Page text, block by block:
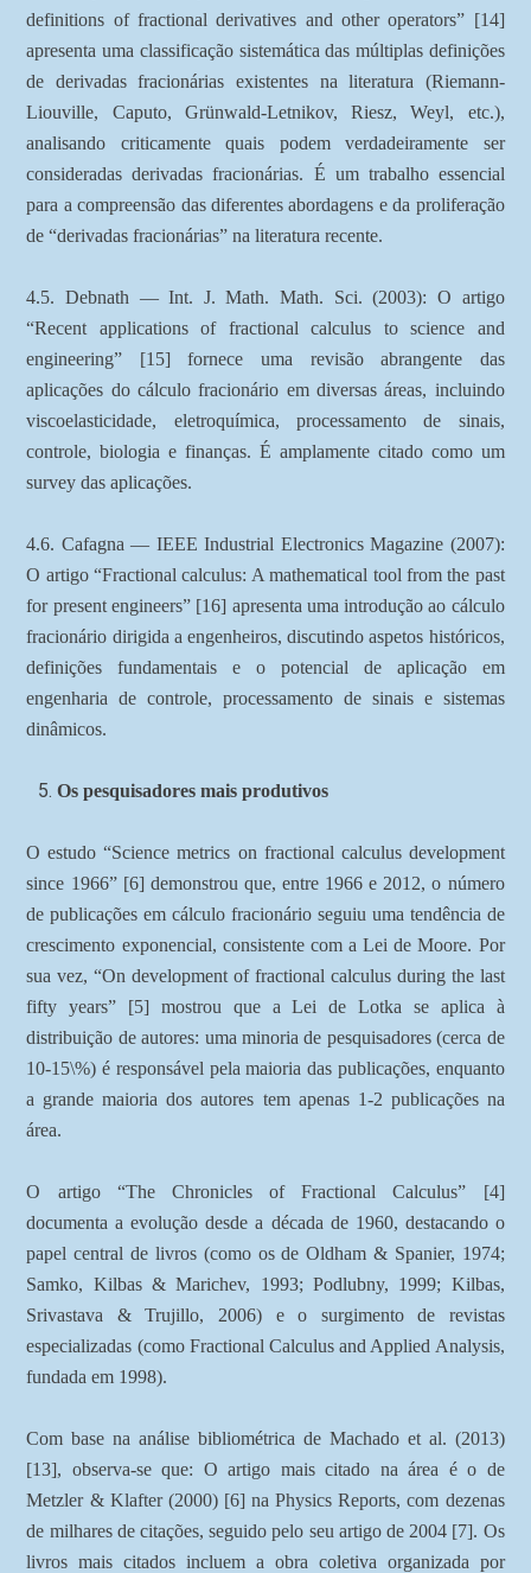
definitions of fractional derivatives and other operators” [14]
apresenta uma classificação sistemática das múltiplas definições
de derivadas fracionárias existentes na literatura (Riemann-
Liouville, Caputo, Grünwald-Letnikov, Riesz, Weyl, etc.),
analisando criticamente quais podem verdadeiramente ser
consideradas derivadas fracionárias. É um trabalho essencial
para a compreensão das diferentes abordagens e da proliferação
de “derivadas fracionárias” na literatura recente.
4.5. Debnath — Int. J. Math. Math. Sci. (2003): O artigo
“Recent applications of fractional calculus to science and
engineering” [15] fornece uma revisão abrangente das
aplicações do cálculo fracionário em diversas áreas, incluindo
viscoelasticidade, eletroquímica, processamento de sinais,
controle, biologia e finanças. É amplamente citado como um
survey das aplicações.
4.6. Cafagna — IEEE Industrial Electronics Magazine (2007):
O artigo “Fractional calculus: A mathematical tool from the past
for present engineers” [16] apresenta uma introdução ao cálculo
fracionário dirigida a engenheiros, discutindo aspetos históricos,
definições fundamentais e o potencial de aplicação em
engenharia de controle, processamento de sinais e sistemas
dinâmicos.
Os pesquisadores mais produtivos
O estudo “Science metrics on fractional calculus development
since 1966” [6] demonstrou que, entre 1966 e 2012, o número
de publicações em cálculo fracionário seguiu uma tendência de
crescimento exponencial, consistente com a Lei de Moore. Por
sua vez, “On development of fractional calculus during the last
fifty years” [5] mostrou que a Lei de Lotka se aplica à
distribuição de autores: uma minoria de pesquisadores (cerca de
10-15\%) é responsável pela maioria das publicações, enquanto
a grande maioria dos autores tem apenas 1-2 publicações na
área.
O artigo “The Chronicles of Fractional Calculus” [4]
documenta a evolução desde a década de 1960, destacando o
papel central de livros (como os de Oldham & Spanier, 1974;
Samko, Kilbas & Marichev, 1993; Podlubny, 1999; Kilbas,
Srivastava & Trujillo, 2006) e o surgimento de revistas
especializadas (como Fractional Calculus and Applied Analysis,
fundada em 1998).
Com base na análise bibliométrica de Machado et al. (2013)
[13], observa-se que: O artigo mais citado na área é o de
Metzler & Klafter (2000) [6] na Physics Reports, com dezenas
de milhares de citações, seguido pelo seu artigo de 2004 [7]. Os
livros mais citados incluem a obra coletiva organizada por